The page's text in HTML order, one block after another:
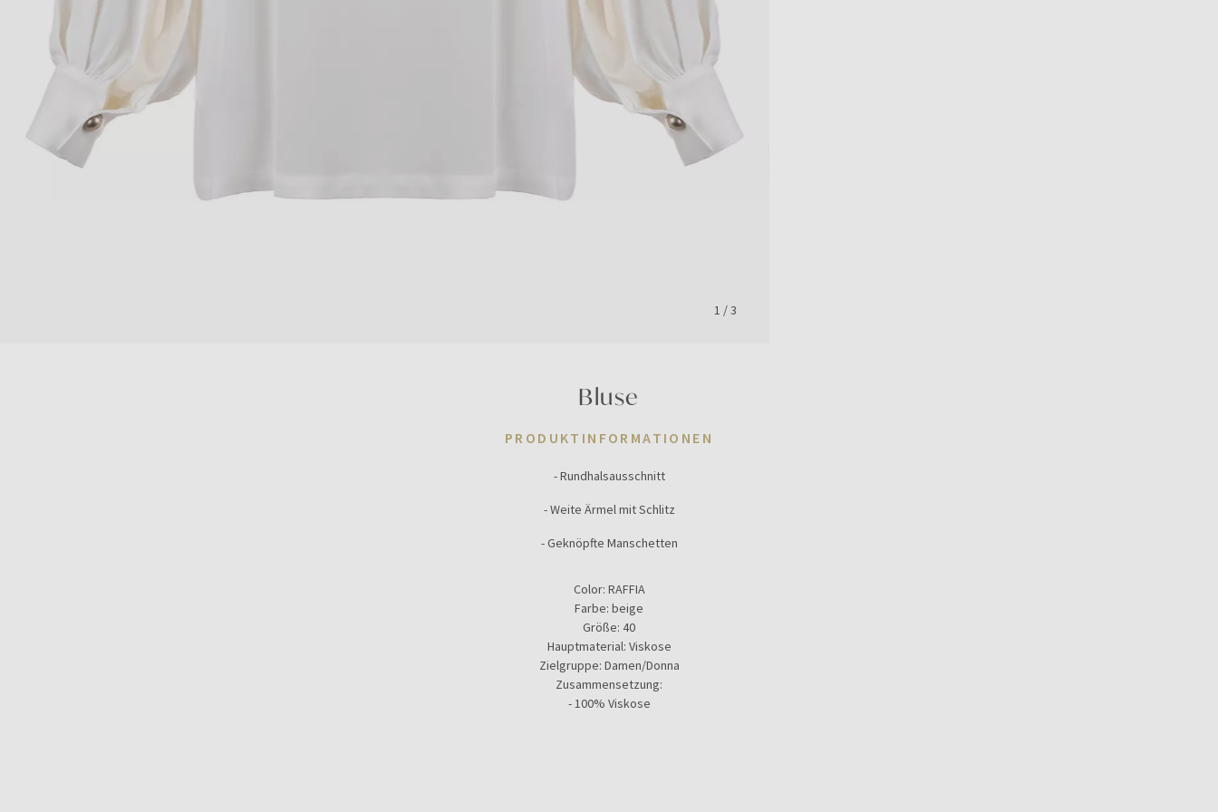
1 /3
Bluse
PRODUKTINFORMATIONEN
- Rundhalsausschnitt
- Weite Ärmel mit Schlitz
- Geknöpfte Manschetten
Color: RAFFIA
Farbe: beige
Größe: 40
Hauptmaterial: Viskose
Zielgruppe: Damen/Donna
Zusammensetzung:
- 100% Viskose